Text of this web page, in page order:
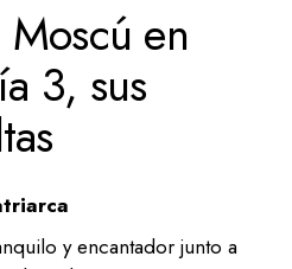
en
3, sus
y encantador junto a